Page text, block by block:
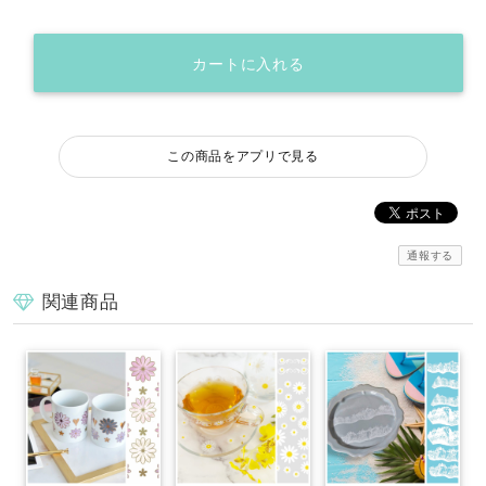
カートに入れる
この商品をアプリで見る
通報する
関連商品